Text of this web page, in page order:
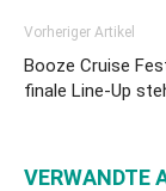
Vorheriger Artikel
Booze Cruise
finale Line-Up
VERWANDTE